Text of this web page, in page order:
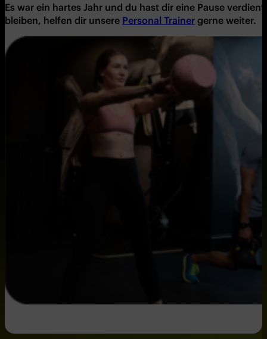
Es war ein hartes Jahr und du hast dir eine Pause
bleiben, helfen dir unsere Personal Trainer gerne weiter.